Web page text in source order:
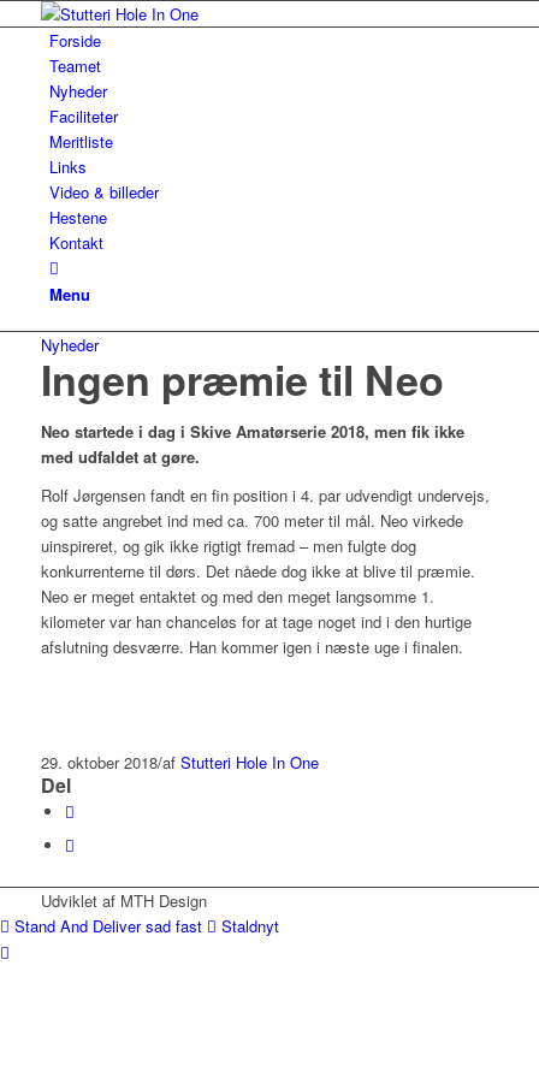
Forside
Teamet
Nyheder
Faciliteter
Meritliste
Links
Video & billeder
Hestene
Kontakt
Menu
Nyheder
Ingen præmie til Neo
Neo startede i dag i Skive Amatørserie 2018, men fik ikke
med udfaldet at gøre.
Rolf Jørgensen fandt en fin position i 4. par udvendigt undervejs,
og satte angrebet ind med ca. 700 meter til mål. Neo virkede
uinspireret, og gik ikke rigtigt fremad – men fulgte dog
konkurrenterne til dørs. Det nåede dog ikke at blive til præmie.
Neo er meget entaktet og med den meget langsomme 1.
kilometer var han chanceløs for at tage noget ind i den hurtige
afslutning desværre. Han kommer igen i næste uge i finalen.
29. oktober 2018/af Stutteri Hole In One
Del
Udviklet af MTH Design
Stand And Deliver sad fast
Staldnyt